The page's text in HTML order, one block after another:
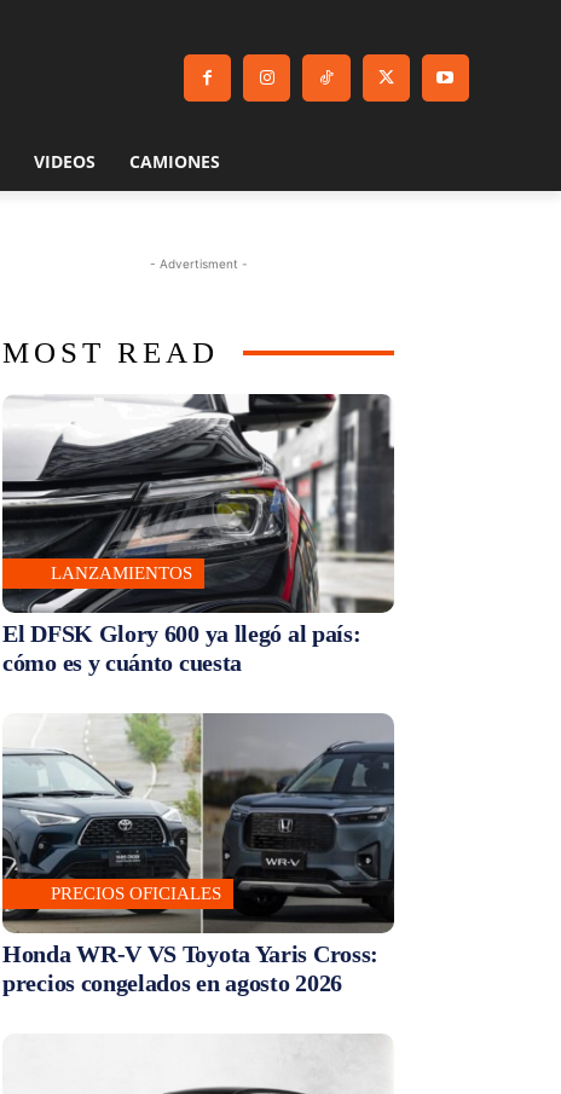
VIDEOS CAMIONES
- Advertisment -
MOST READ
LANZAMIENTOS
El DFSK Glory 600 ya llegó al país:
cómo es y cuánto cuesta
PRECIOS OFICIALES
Honda WR-V VS Toyota Yaris Cross:
precios congelados en agosto 2026